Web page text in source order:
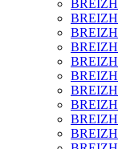
BREIZH
BREIZH
BREIZH
BREIZH
BREIZH
BREIZH
BREIZH
BREIZH
BREIZH
BREIZH